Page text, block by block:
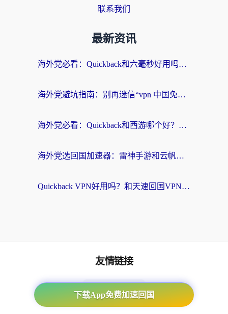
联系我们
最新资讯
海外党必看：Quickback和六毫秒好用吗？3步选对回国加速器，无缝刷国内剧玩游戏
海外党避坑指南：别再迷信“vpn 中国免费”，选对回国加速器才能无缝刷国内资源
海外党必看：Quickback和西游哪个好？3个维度教你选对回国加速器
海外党选回国加速器：雷神手游和云帆哪个好？附3组对比+避坑指南
Quickback VPN好用吗？和天速回国VPN对比哪个回国效果更好？海外党必看的真实体验指南
下载App免费加速回国
友情链接
海外回国加速器